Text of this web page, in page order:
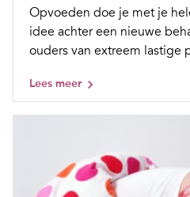
Opvoeden doe je met je
idee achter een nieuwe
ouders van extreem lastige
Lees meer